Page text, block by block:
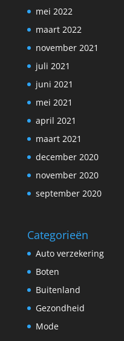
mei 2022
maart 2022
november 2021
juli 2021
juni 2021
mei 2021
april 2021
maart 2021
december 2020
november 2020
september 2020
Categorieën
Auto verzekering
Boten
Buitenland
Gezondheid
Mode